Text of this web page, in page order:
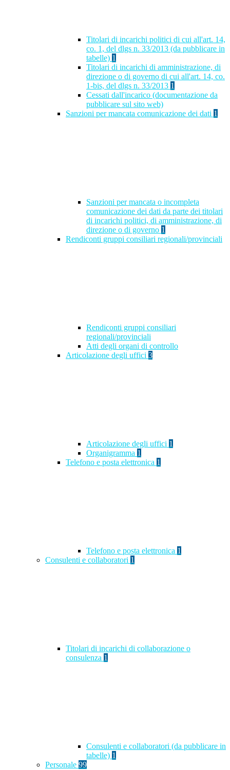
Titolari di incarichi politici di cui all'art. 14,
co. 1, del dlgs n. 33/2013 (da pubblicare in
tabelle) 1
Titolari di incarichi di amministrazione, di
direzione o di governo di cui all'art. 14, co.
1-bis, del dlgs n. 33/2013 1
Cessati dall'incarico (documentazione da
pubblicare sul sito web)
Sanzioni per mancata comunicazione dei dati 1
Sanzioni per mancata o incompleta
comunicazione dei dati da parte dei titolari
di incarichi politici, di amministrazione, di
direzione o di governo 1
Rendiconti gruppi consiliari regionali/provinciali
Rendiconti gruppi consiliari
regionali/provinciali
Atti degli organi di controllo
Articolazione degli uffici 3
Articolazione degli uffici 1
Organigramma 1
Telefono e posta elettronica 1
Telefono e posta elettronica 1
Consulenti e collaboratori 1
Titolari di incarichi di collaborazione o
consulenza 1
Consulenti e collaboratori (da pubblicare in
tabelle) 1
Personale 99